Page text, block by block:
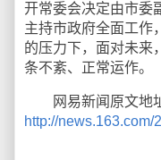
开常委会决定由市委
主持市政府全面工作
的压力下，面对未来
条不紊、正常运作。
网易新闻原文地址
http://news.163.com/